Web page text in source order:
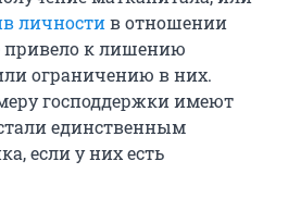
личностив отношении
привело к лишению
ограничению в них.
господдержки имеют
единственным
если у них есть